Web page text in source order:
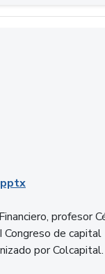
profesor
Congreso de capital
por